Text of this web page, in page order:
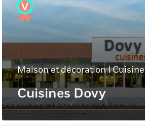
Maison et décoration|Cuisine
Cuisines Dovy